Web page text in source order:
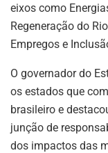
eixos como
Regeneração do
Empregos e
O governador do
os estados que
brasileiro e
junção de
dos impactos das